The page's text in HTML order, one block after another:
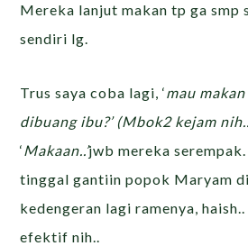
Mereka lanjut makan tp ga smp
sendiri lg.
Trus saya coba lagi, ‘mau
dibuang ibu?’ (Mbok2 kejam
‘Makaan..’jwb mereka
tinggal gantiin popok Maryam
kedengeran lagi ramenya,
efektif nih..